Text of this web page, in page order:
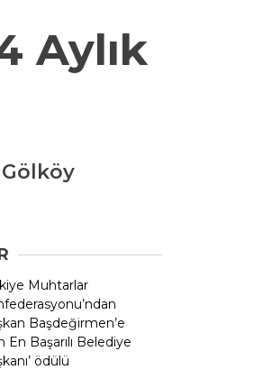
Aylık
Muhtarlar
Başdeğirmen’e
En Başarılı Belediye
ödülü